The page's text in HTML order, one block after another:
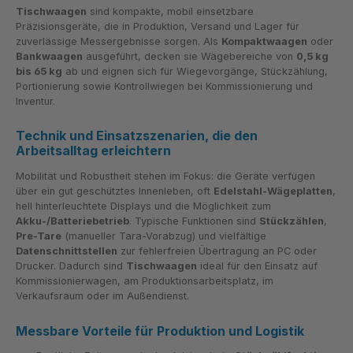
Tischwaagen sind kompakte, mobil einsetzbare
Präzisionsgeräte, die in Produktion, Versand und Lager für
zuverlässige Messergebnisse sorgen. Als Kompaktwaagen oder
Bankwaagen ausgeführt, decken sie Wägebereiche von 0,5 kg
bis 65 kg ab und eignen sich für Wiegevorgänge, Stückzählung,
Portionierung sowie Kontrollwiegen bei Kommissionierung und
Inventur.
Technik und Einsatzszenarien, die den
Arbeitsalltag erleichtern
Mobilität und Robustheit stehen im Fokus: die Geräte verfügen
über ein gut geschütztes Innenleben, oft Edelstahl-Wägeplatten,
hell hinterleuchtete Displays und die Möglichkeit zum
Akku-/Batteriebetrieb. Typische Funktionen sind Stückzählen,
Pre-Tare (manueller Tara-Vorabzug) und vielfältige
Datenschnittstellen zur fehlerfreien Übertragung an PC oder
Drucker. Dadurch sind Tischwaagen ideal für den Einsatz auf
Kommissionierwagen, am Produktionsarbeitsplatz, im
Verkaufsraum oder im Außendienst.
Messbare Vorteile für Produktion und Logistik